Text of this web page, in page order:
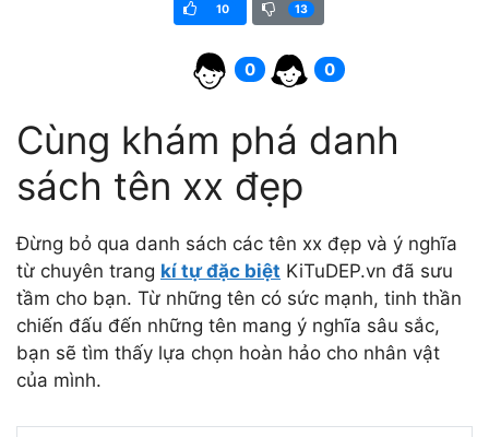
10 13
0 0
Cùng khám phá danh
sách tên xx đẹp
Đừng bỏ qua danh sách các tên xx đẹp và ý nghĩa
từ chuyên trang kí tự đặc biệt KiTuDEP.vn đã sưu
tầm cho bạn. Từ những tên có sức mạnh, tinh thần
chiến đấu đến những tên mang ý nghĩa sâu sắc,
bạn sẽ tìm thấy lựa chọn hoàn hảo cho nhân vật
của mình.